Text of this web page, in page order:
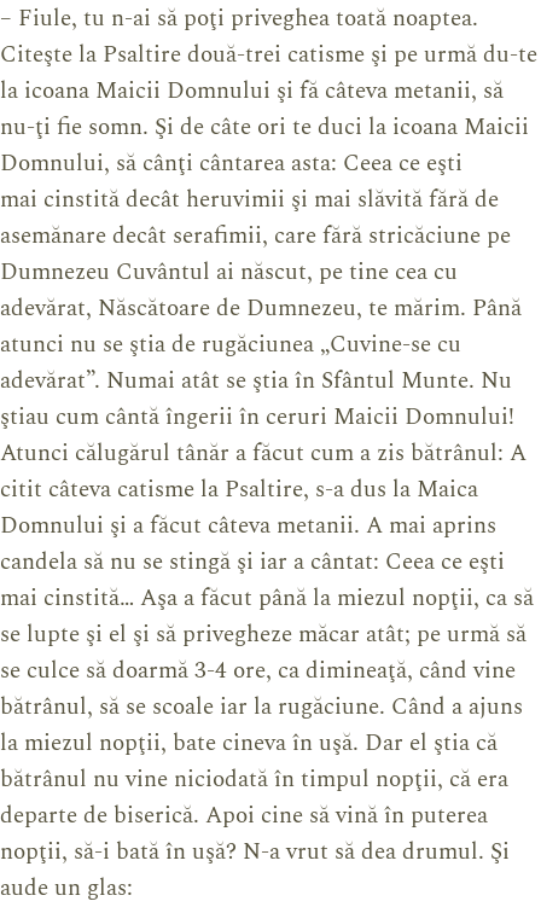
– Fiule, tu n-ai să poţi priveghea toată noaptea.
Citeşte la Psaltire două-trei catisme şi pe urmă du-te
la icoana Maicii Domnului şi fă câteva metanii, să
nu-ţi fie somn. Şi de câte ori te duci la icoana Maicii
Domnului, să cânţi cântarea asta: Ceea ce eşti
mai cinstită decât heruvimii şi mai slăvită fără de
asemănare decât serafimii, care fără stricăciune pe
Dumnezeu Cuvântul ai născut, pe tine cea cu
adevărat, Născătoare de Dumnezeu, te mărim. Până
atunci nu se ştia de rugăciunea „Cuvine-se cu
adevărat”. Numai atât se ştia în Sfântul Munte. Nu
ştiau cum cântă îngerii în ceruri Maicii Domnului!
Atunci călugărul tânăr a făcut cum a zis bătrânul: A
citit câteva catisme la Psaltire, s-a dus la Maica
Domnului şi a făcut câteva metanii. A mai aprins
candela să nu se stingă şi iar a cântat: Ceea ce eşti
mai cinstită… Aşa a făcut până la miezul nopţii, ca să
se lupte şi el şi să privegheze măcar atât; pe urmă să
se culce să doarmă 3-4 ore, ca dimineaţă, când vine
bătrânul, să se scoale iar la rugăciune. Când a ajuns
la miezul nopţii, bate cineva în uşă. Dar el ştia că
bătrânul nu vine niciodată în timpul nopţii, că era
departe de biserică. Apoi cine să vină în puterea
nopţii, să-i bată în uşă? N-a vrut să dea drumul. Şi
aude un glas: